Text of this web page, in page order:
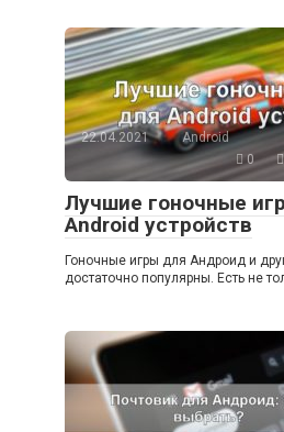
22.04.2021
Android
0
Лучшие гоночные
Android устройств
Гоночные игры для Андроид и
достаточно популярны. Есть не